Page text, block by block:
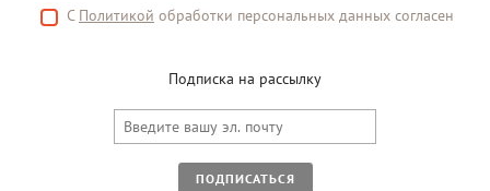
С Политикой обработки персональных данных согласен
Подписка на рассылку
ПОДПИСАТЬСЯ